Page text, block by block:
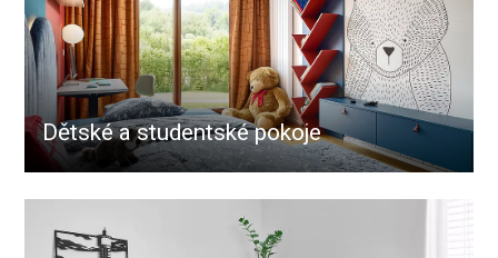
Dětské a studentské pokoje